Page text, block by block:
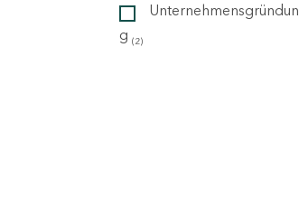
Unternehmensgründun
g (2)